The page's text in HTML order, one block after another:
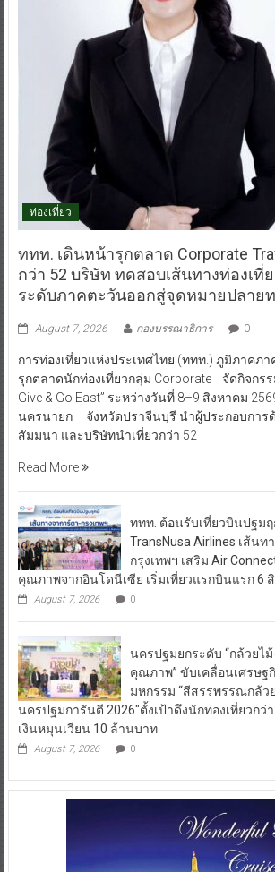
ท่องเที่ยว
ททท. เดินหน้ารุกตลาด Corporate
กว่า 52 บริษัท ทดสอบเส้นทางท่องเที่
ระดับภาคตะวันออกสู่จุดหมายปลาย
August 7, 2026 กองบรรณาธิการ 0
การท่องเที่ยวแห่งประเทศไทย (ททท.) ภูมิภาคภ
รุกตลาดนักท่องเที่ยวกลุ่ม Corporate จัดกิจกรร
Give & Go East” ระหว่างวันที่ 8–9 สิงหาคม
นครนายก จังหวัดปราจีนบุรี นำผู้ประกอบการ
สัมมนา และบริษัทนำเที่ยวกว่า 52
Read More
ททท. ต้อนรับเที่ยวบินปฐม
TransNusa Airlines เส้นท
กรุงเทพฯ เสริม Air
คุณภาพจากอินโดนีเซีย เริ่มเที่ยวแรกบินแรก 6
August 7, 2026 0
นครปฐมยกระดับ “กล้วยไ
คุณภาพ” ขับเคลื่อนเศรษฐ
มหกรรม “สีสรรพรรณกล้ว
นครปฐมการันตี 2026″ตั้งเป้าดึงนักท่องเที่ยวกว่
เงินหมุนเวียน 10 ล้านบาท
August 7, 2026 0